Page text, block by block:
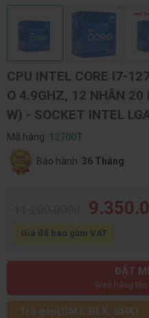
CPU INTEL CORE I7-
O 4.9GHZ, 12 NHÂN 20
W) - SOCKET INTEL
Mã hàng: 12700T
Bảo hành: 36 Tháng
Giá đã bao gồm VAT
ĐẶT
Giao hàng
Trả góp(CMT, BLX, SHK)